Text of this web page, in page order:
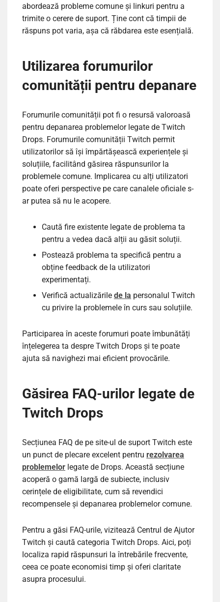
abordează probleme comune și linkuri pentru a
trimite o cerere de suport. Ține cont că timpii de
răspuns pot varia, așa că răbdarea este esențială.
Utilizarea forumurilor
comunității pentru depanare
Forumurile comunității pot fi o resursă valoroasă
pentru depanarea problemelor legate de Twitch
Drops. Forumurile comunității Twitch permit
utilizatorilor să își împărtășească experiențele și
soluțiile, facilitând găsirea răspunsurilor la
problemele comune. Implicarea cu alți utilizatori
poate oferi perspective pe care canalele oficiale s-
ar putea să nu le acopere.
Caută fire existente legate de problema ta
pentru a vedea dacă alții au găsit soluții.
Postează problema ta specifică pentru a
obține feedback de la utilizatori
experimentați.
Verifică actualizările de la personalul Twitch
cu privire la problemele în curs sau soluțiile.
Participarea în aceste forumuri poate îmbunătăți
înțelegerea ta despre Twitch Drops și te poate
ajuta să navighezi mai eficient provocările.
Găsirea FAQ-urilor legate de
Twitch Drops
Secțiunea FAQ de pe site-ul de suport Twitch este
un punct de plecare excelent pentru rezolvarea
problemelor legate de Drops. Această secțiune
acoperă o gamă largă de subiecte, inclusiv
cerințele de eligibilitate, cum să revendici
recompensele și depanarea problemelor comune.
Pentru a găsi FAQ-urile, vizitează Centrul de Ajutor
Twitch și caută categoria Twitch Drops. Aici, poți
localiza rapid răspunsuri la întrebările frecvente,
ceea ce poate economisi timp și oferi claritate
asupra procesului.